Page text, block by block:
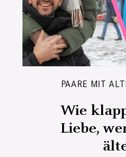
PAARE MIT
Wie
Liebe,